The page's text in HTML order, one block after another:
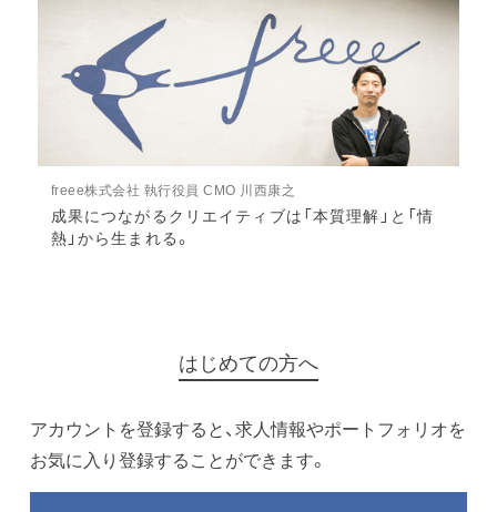
freee株式会社 執行役員 CMO 川西康之
成果につながるクリエイティブは「本質理解」と「情
熱」から生まれる。
はじめての方へ
アカウントを登録すると、求人情報やポートフォリオを
お気に入り登録することができます。